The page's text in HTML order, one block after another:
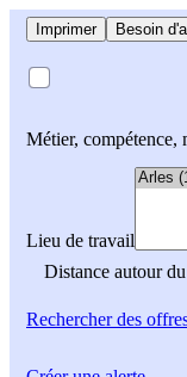
Imprimer Besoin
Métier, compétence,
Lieu de travail
Distance autour
Rechercherdes